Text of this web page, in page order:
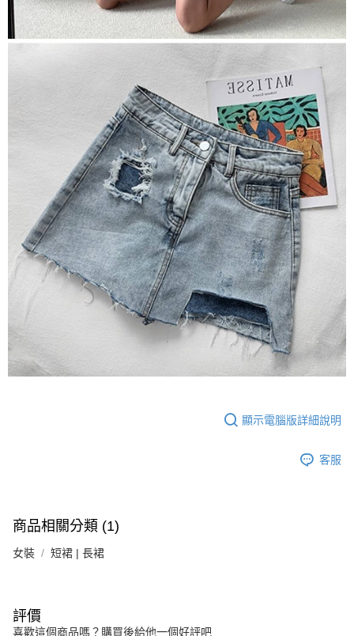
顯示電腦版詳細說明
客服
商品相關分類 (1)
女裝 短裙 | 長裙
評價
喜歡這個商品嗎？購買後給他一個好評吧